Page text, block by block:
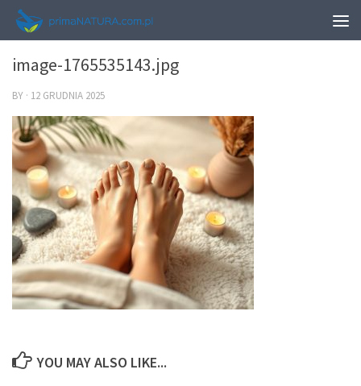
0
image-1765535143.jpg
BY · 12 GRUDNIA 2025
YOU MAY ALSO LIKE...